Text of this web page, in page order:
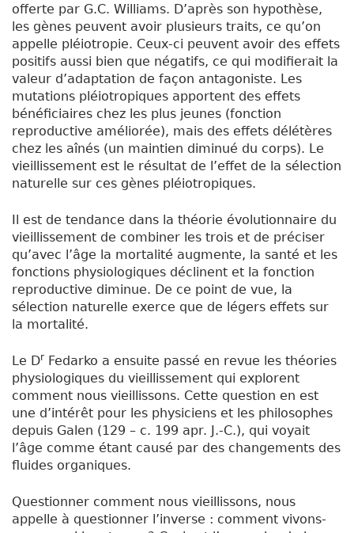
offerte par G.C. Williams. D’après son hypothèse,
les gènes peuvent avoir plusieurs traits, ce qu’on
appelle pléiotropie. Ceux-ci peuvent avoir des effets
positifs aussi bien que négatifs, ce qui modifierait la
valeur d’adaptation de façon antagoniste. Les
mutations pléiotropiques apportent des effets
bénéficiaires chez les plus jeunes (fonction
reproductive améliorée), mais des effets délétères
chez les aînés (un maintien diminué du corps). Le
vieillissement est le résultat de l’effet de la sélection
naturelle sur ces gènes pléiotropiques.
Il est de tendance dans la théorie évolutionnaire du
vieillissement de combiner les trois et de préciser
qu’avec l’âge la mortalité augmente, la santé et les
fonctions physiologiques déclinent et la fonction
reproductive diminue. De ce point de vue, la
sélection naturelle exerce que de légers effets sur
la mortalité.
Le Dr Fedarko a ensuite passé en revue les théories
physiologiques du vieillissement qui explorent
comment nous vieillissons. Cette question en est
une d’intérêt pour les physiciens et les philosophes
depuis Galen (129 – c. 199 apr. J.-C.), qui voyait
l’âge comme étant causé par des changements des
fluides organiques.
Questionner comment nous vieillissons, nous
appelle à questionner l’inverse : comment vivons-